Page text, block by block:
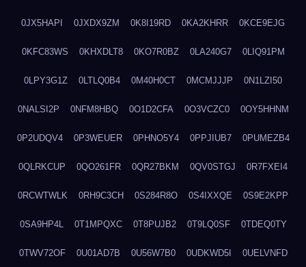
0JX5HAPI 0JXDX9ZM 0K8I19RD 0KA2KHRR 0KCE9EJG
0KFC83WS 0KHXDLT8 0KO7R0BZ 0LA240G7 0LIQ91PM
0LPY3G1Z 0LTLQ0B4 0M40H0CT 0MCMJJJP 0N1LZI50
0NALSI2P 0NFM8HBQ 0O1D2CFA 0O3VCZC0 0OY5HHNM
0P2UDQV4 0P3WEUER 0PHNO5Y4 0PPJIUB7 0PUMEZB4
0QLRKCUP 0QO261FR 0QR27BKM 0QV0STGJ 0R7FXEI4
0RCWTWLK 0RH9C3CH 0S284R8O 0S4IXXQE 0S9E2KPP
0SA9HP4L 0T1MPQXC 0T8PUJB2 0T9LQ0SF 0TDEQ0TY
0TWV72OF 0U01AD7B 0U56W7B0 0UDKWD5I 0UELVNFD